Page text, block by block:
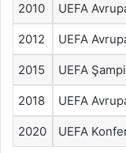
2010 UEFA
2012 UEFA
2015 UEFA
2018 UEFA
2020 UEFA